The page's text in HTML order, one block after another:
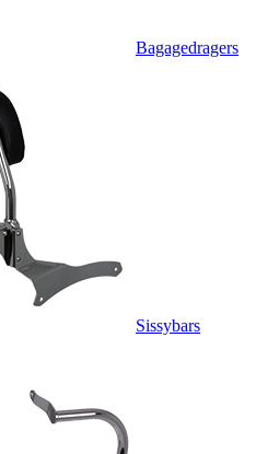
Bagagedragers
Sissybars